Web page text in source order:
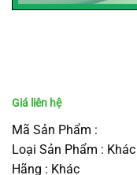
Mã Sản Phẩm :
Loại Sản Phẩm : Khác
Hãng : Khác